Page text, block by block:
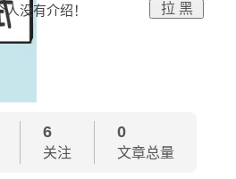
人没有介绍！
拉 黑
6
关注
0
文章总量